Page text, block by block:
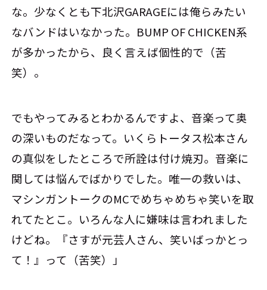
な。少なくとも下北沢GARAGEには俺らみたい
なバンドはいなかった。BUMP OF CHICKEN系
が多かったから、良く言えば個性的で（苦
笑）。
でもやってみるとわかるんですよ、音楽って奥
の深いものだなって。いくらトータス松本さん
の真似をしたところで所詮は付け焼刃。音楽に
関しては悩んでばかりでした。唯一の救いは、
マシンガントークのMCでめちゃめちゃ笑いを取
れてたとこ。いろんな人に嫌味は言われました
けどね。『さすが元芸人さん、笑いばっかとっ
て！』って（苦笑）」